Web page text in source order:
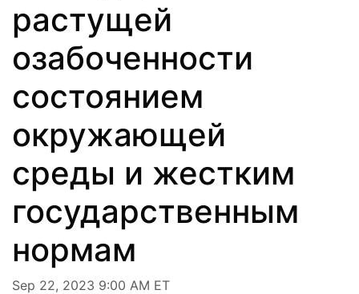
растущей
озабоченности
состоянием
окружающей
среды и жестким
государственным
нормам
Sep 22, 2023 9:00 AM ET